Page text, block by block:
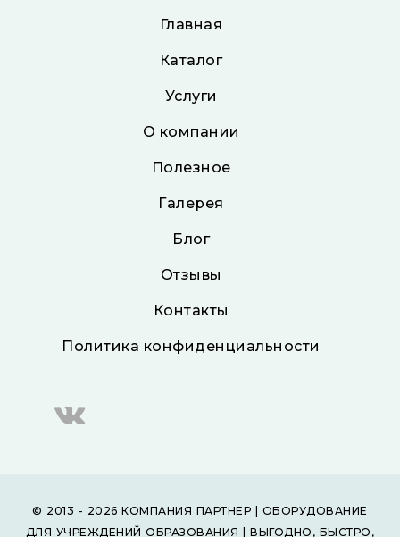
Главная
Каталог
Услуги
О компании
Полезное
Галерея
Блог
Отзывы
Контакты
Политика конфиденциальности
© 2013 - 2026 КОМПАНИЯ ПАРТНЕР | ОБОРУДОВАНИЕ
ДЛЯ УЧРЕЖДЕНИЙ ОБРАЗОВАНИЯ | ВЫГОДНО, БЫСТРО,